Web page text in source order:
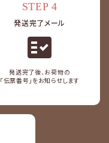
STEP 4
発送完了メール
fact_check
発送完了後、お荷物の
「伝票番号」をお知らせします